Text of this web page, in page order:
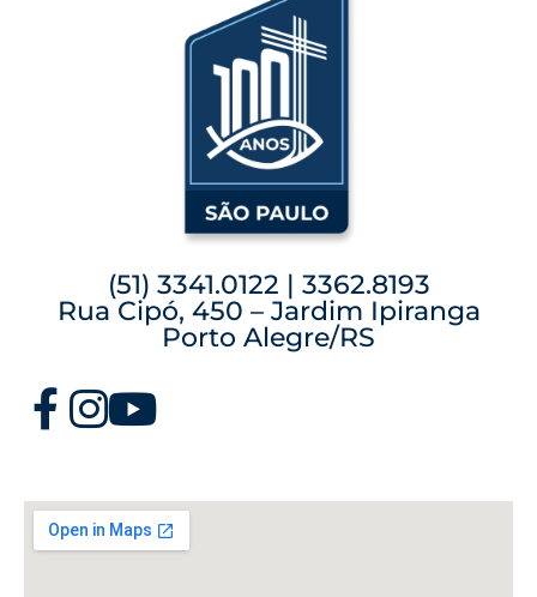
(51) 3341.0122 | 3362.8193
Rua Cipó, 450 – Jardim Ipiranga
Porto Alegre/RS